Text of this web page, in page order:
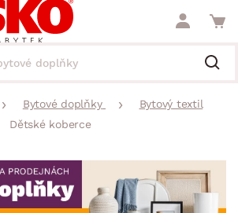
Bytové doplňky
Bytový textil
Dětské koberce